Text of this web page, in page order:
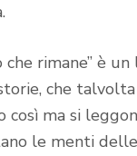
che rimane” è
che
così ma si
le menti